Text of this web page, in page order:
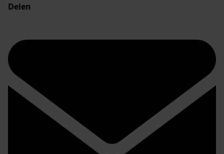
Delen